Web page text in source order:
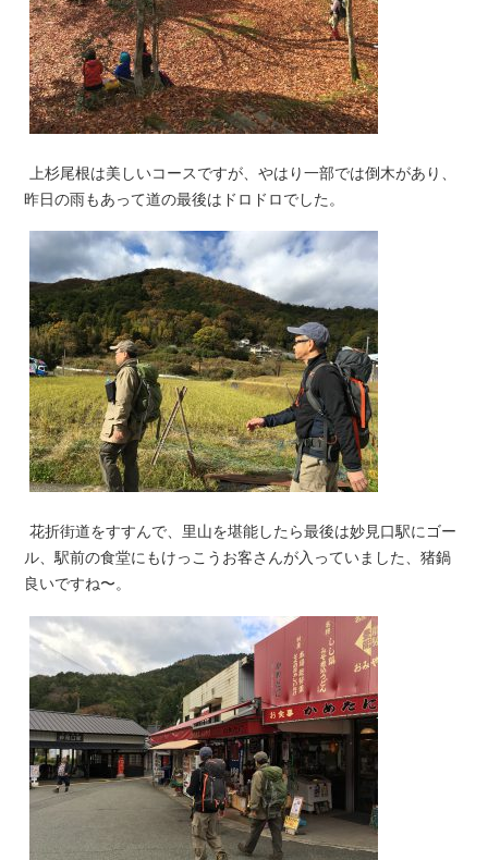
上杉尾根は美しいコースですが、やはり一部では倒木があり、
昨日の雨もあって道の最後はドロドロでした。
花折街道をすすんで、里山を堪能したら最後は妙見口駅にゴー
ル、駅前の食堂にもけっこうお客さんが入っていました、猪鍋
良いですね〜。